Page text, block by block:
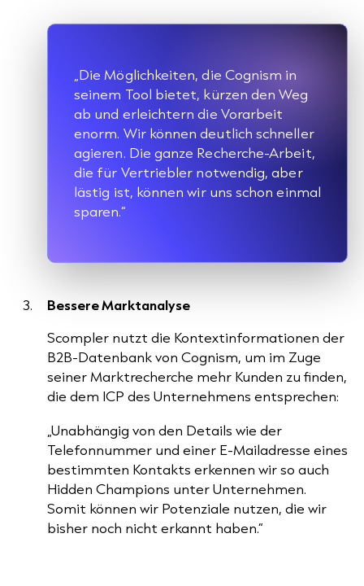
„Die Möglichkeiten, die Cognism in
seinem Tool bietet, kürzen den Weg
ab und erleichtern die Vorarbeit
enorm. Wir können deutlich schneller
agieren. Die ganze Recherche-Arbeit,
die für Vertriebler notwendig, aber
lästig ist, können wir uns schon einmal
sparen.“
Bessere Marktanalyse
Scompler nutzt die Kontextinformationen der
B2B-Datenbank von Cognism, um im Zuge
seiner Marktrecherche mehr Kunden zu finden,
die dem ICP des Unternehmens entsprechen:
„Unabhängig von den Details wie der
Telefonnummer und einer E-Mailadresse eines
bestimmten Kontakts erkennen wir so auch
Hidden Champions unter Unternehmen.
Somit können wir Potenziale nutzen, die wir
bisher noch nicht erkannt haben.“